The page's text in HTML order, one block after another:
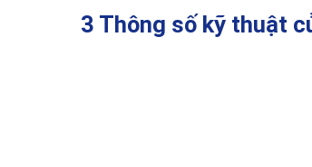
3 Thông số kỹ thuật